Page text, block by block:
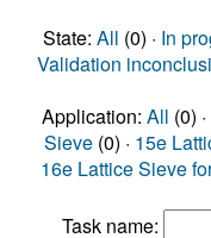
State: All (0) · In
Validation
Application: All (0) ·
Sieve (0) · 15e
16e Lattice Sieve
Task name: